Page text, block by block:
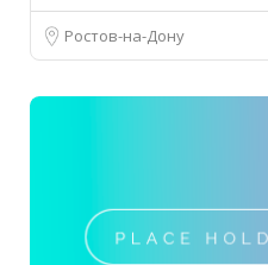
Ростов-на-Дону